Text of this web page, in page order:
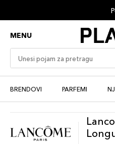
MENU
BRENDOVI PARFEMI